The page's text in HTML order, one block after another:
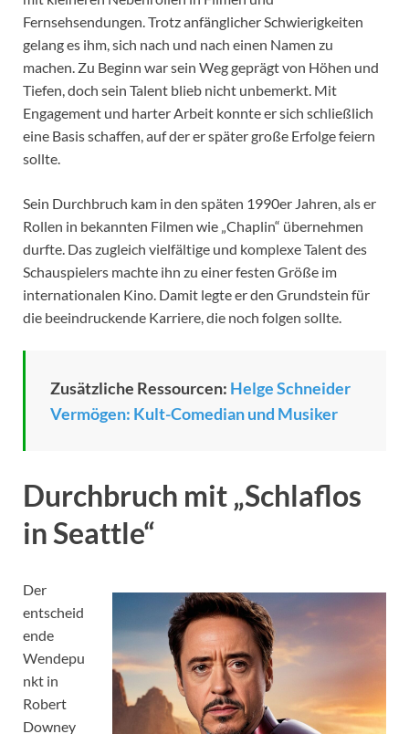
Fernsehsendungen. Trotz anfänglicher Schwierigkeiten
gelang es ihm, sich nach und nach einen Namen zu
machen. Zu Beginn war sein Weg geprägt von Höhen und
Tiefen, doch sein Talent blieb nicht unbemerkt. Mit
Engagement und harter Arbeit konnte er sich schließlich
eine Basis schaffen, auf der er später große Erfolge feiern
sollte.
Sein Durchbruch kam in den späten 1990er Jahren, als er
Rollen in bekannten Filmen wie „Chaplin“ übernehmen
durfte. Das zugleich vielfältige und komplexe Talent des
Schauspielers machte ihn zu einer festen Größe im
internationalen Kino. Damit legte er den Grundstein für
die beeindruckende Karriere, die noch folgen sollte.
Zusätzliche Ressourcen: Helge Schneider
Vermögen: Kult-Comedian und Musiker
Durchbruch mit „Schlaflos
in Seattle“
Der
entscheid
ende
Wendepu
nkt in
Robert
Downey